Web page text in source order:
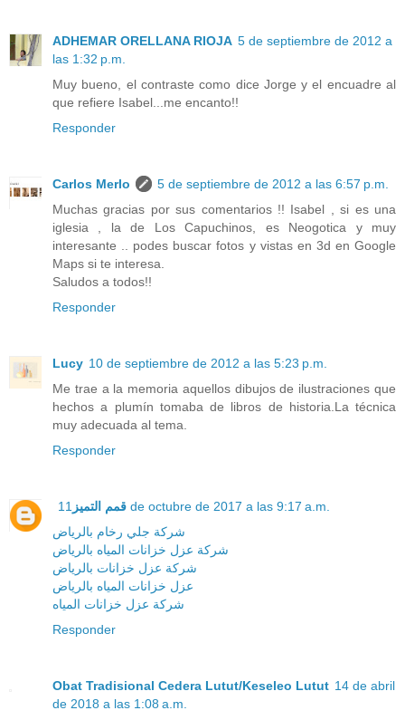
ADHEMAR ORELLANA RIOJA 5 de septiembre de 2012 a
las 1:32 p.m.
Muy bueno, el contraste como dice Jorge y el encuadre al
que refiere Isabel...me encanto!!
Responder
Carlos Merlo
5 de septiembre de 2012 a las 6:57 p.m.
Muchas gracias por sus comentarios !! Isabel , si es una
iglesia , la de Los Capuchinos, es Neogotica y muy
interesante .. podes buscar fotos y vistas en 3d en Google
Maps si te interesa.
Saludos a todos!!
Responder
Lucy 10 de septiembre de 2012 a las 5:23 p.m.
Me trae a la memoria aquellos dibujos de ilustraciones que
hechos a plumín tomaba de libros de historia.La técnica
muy adecuada al tema.
Responder
قمم التميز 11 de octubre de 2017 a las 9:17 a.m.
شركة جلي رخام بالرياض
شركة عزل خزانات المياه بالرياض
شركة عزل خزانات بالرياض
عزل خزانات المياه بالرياض
شركة عزل خزانات المياه
Responder
Obat Tradisional Cedera Lutut/Keseleo Lutut 14 de abril
de 2018 a las 1:08 a.m.